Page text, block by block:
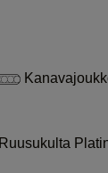
Ruusukulta